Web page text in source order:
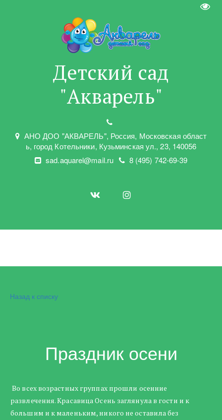
Детский сад
"Акварель"
АНО ДОО "АКВАРЕЛЬ", Россия, Московская област
ь, город Котельники, Кузьминская ул.,23, 140056
sad.aquarel@mail.ru
8 (495) 742-69-39
Назад к списку
Праздник осени
Во всех возрастных группах прошли осенние
развлечения. Красавица Осень заглянула в гости и к
большим и к маленьким, никого не оставила без